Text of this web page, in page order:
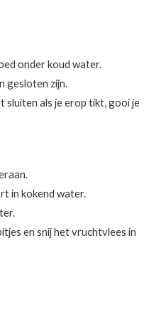
onder koud water.
gesloten zijn.
sluiten als je erop tikt, gooi je
in kokend water.
en snij het vruchtvlees in